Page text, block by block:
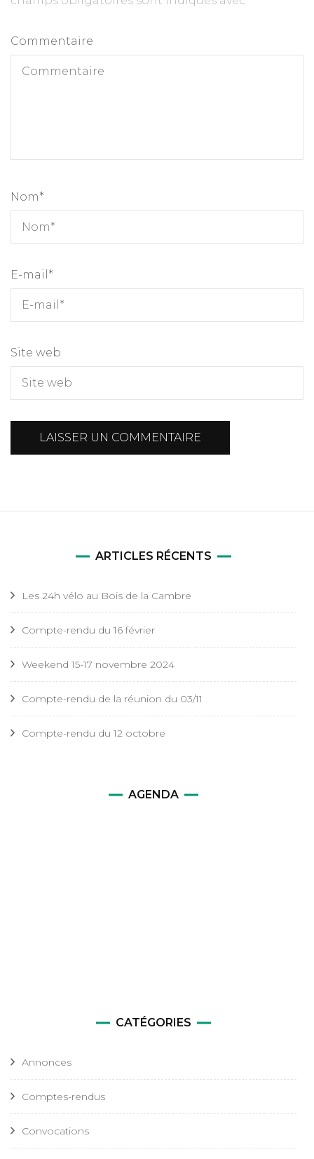
Commentaire
Nom*
E-mail *
Site web
ARTICLES RÉCENTS
Les 24h vélo au Bois de la Cambre
Compte-rendu du 16 février
Weekend 15-17 novembre 2024
Compte-rendu de la réunion du 03/11
Compte-rendu du 12 octobre
AGENDA
CATÉGORIES
Annonces
Comptes-rendus
Convocations